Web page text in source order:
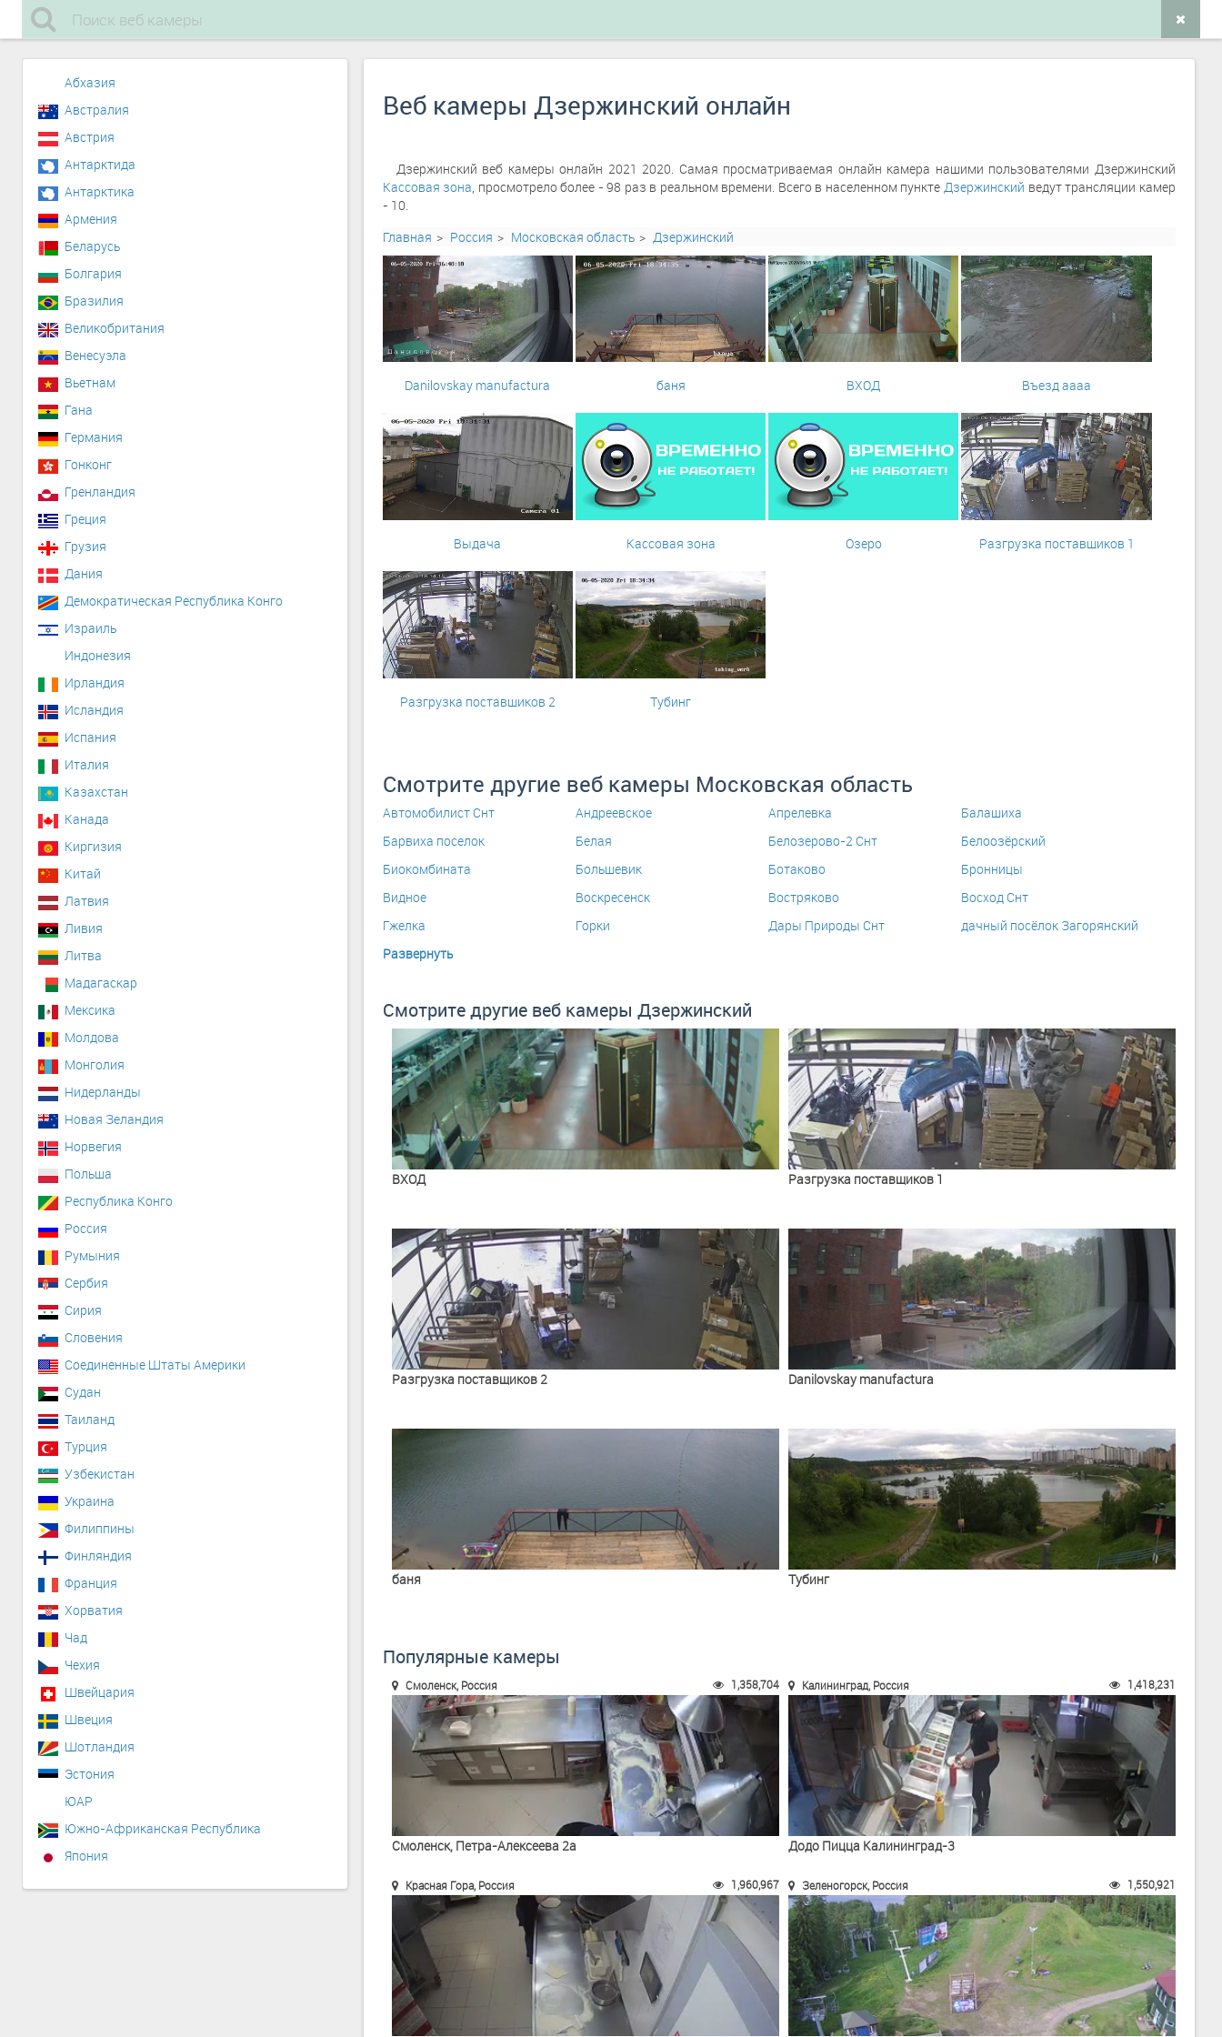
Веб камеры Дзержинский онлайн
Дзержинский веб камеры онлайн 2021 2020. Самая просматриваемая онлайн камера нашими пользователями Дзержинский
Кассовая зона , просмотрело более - 98 раз в реальном времени. Всего в населенном пункте Дзержинский ведут трансляции камер
- 10.
Главная
Россия Московская область Дзержинский
Danilovskay manufactura баня ВХОД Въезд аааа
Выдача Кассовая зона Озеро Разгрузка поставщиков 1
Разгрузка поставщиков 2 Тубинг
Смотрите другие веб камеры Московская область
Автомобилист Снт Андреевское Апрелевка
Балашиха
Барвиха поселок
Белая Белозерово-2 Снт
Белоозёрский
Биокомбината
Большевик Ботаково
Бронницы
Видное
Воскресенск Востряково
Восход Снт
Гжелка
Горки Дары Природы Снт
дачный посёлок Загорянский
Развернуть
Смотрите другие веб камеры Дзержинский
ВХОД Разгрузка поставщиков 1
Разгрузка поставщиков 2 Danilovskay manufactura
баня Тубинг
Популярные камеры
Смоленск, Россия 1,358,704
Смоленск, Петра-Алексеева 2а
Калининград, Россия 1,418,231
Додо Пицца Калининград-3
Красная Гора, Россия 1,960,967 Зеленогорск, Россия 1,550,921
Абхазия
Австралия
Австрия
Антарктида
Антарктика
Армения
Беларусь
Болгария
Бразилия
Великобритания
Венесуэла
Вьетнам
Гана
Германия
Гонконг
Гренландия
Греция
Грузия
Дания
Демократическая Республика Конго
Израиль
Индонезия
Ирландия
Исландия
Испания
Италия
Казахстан
Канада
Киргизия
Китай
Латвия
Ливия
Литва
Мадагаскар
Мексика
Молдова
Монголия
Нидерланды
Новая Зеландия
Норвегия
Польша
Республика Конго
Россия
Румыния
Сербия
Сирия
Словения
Соединенные Штаты Америки
Судан
Таиланд
Турция
Узбекистан
Украина
Филиппины
Финляндия
Франция
Хорватия
Чад
Чехия
Швейцария
Швеция
Шотландия
Эстония
ЮАР
Южно-Африканская Республика
Япония